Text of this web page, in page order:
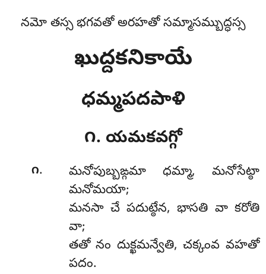
నమో తస్స భగవతో అరహతో సమ్మాసమ్బుద్ధస్స
ఖుద్దకనికాయే
ధమ్మపదపాళి
౧. యమకవగ్గో
౧. మనోపుబ్బఙ్గమా ధమ్మా, మనోసేట్ఠా
మనోమయా;
మనసా చే పదుట్ఠేన, భాసతి వా కరోతి
వా;
తతో నం దుక్ఖమన్వేతి, చక్కంవ వహతో
పదం.